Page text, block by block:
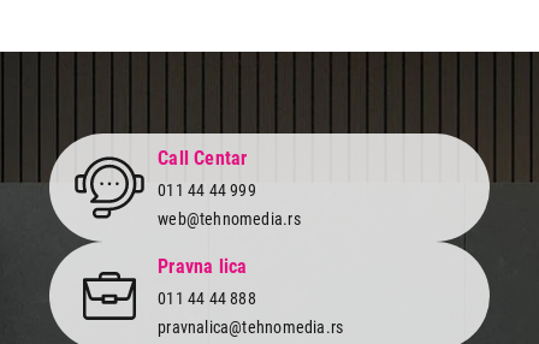
1.999,00
RADIO TRANZISTORI
PHILIPS TAR1506/00
Proizvod je dodat u korpu.
Call Centar
011 44 44 999
web@tehnomedia.rs
Pravna lica
011 44 44 888
pravnalica@tehnomedia.rs